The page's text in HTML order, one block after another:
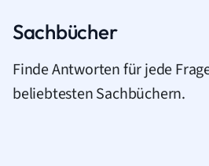
Sachbücher
Finde Antworten für jede
beliebtesten Sachbüchern.